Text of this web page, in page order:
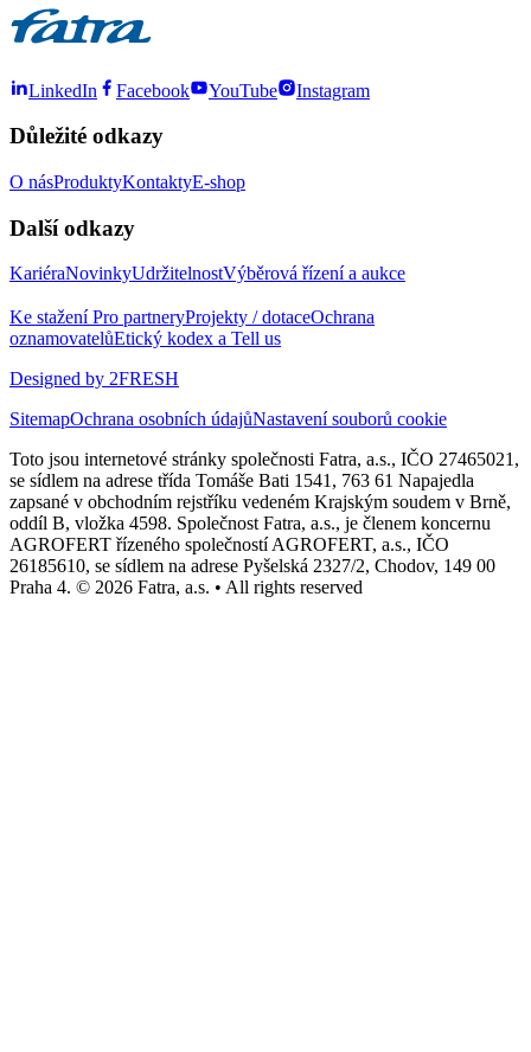
LinkedIn Facebook YouTube Instagram
Důležité odkazy
O násProduktyKontaktyE-shop
Další odkazy
KariéraNovinkyUdržitelnostVýběrová řízení a aukce
Ke staženíPro partneryProjekty / dotaceOchrana
oznamovatelůEtický kodex a Tell us
Designed by 2FRESH
SitemapOchrana osobních údajůNastavení souborů cookie
Toto jsou internetové stránky společnosti Fatra, a.s., IČO 27465021,
se sídlem na adrese třída Tomáše Bati 1541, 763 61 Napajedla
zapsané v obchodním rejstříku vedeném Krajským soudem v Brně,
oddíl B, vložka 4598. Společnost Fatra, a.s., je členem koncernu
AGROFERT řízeného společností AGROFERT, a.s., IČO
26185610, se sídlem na adrese Pyšelská 2327/2, Chodov, 149 00
Praha 4. © 2026 Fatra, a.s. • All rights reserved